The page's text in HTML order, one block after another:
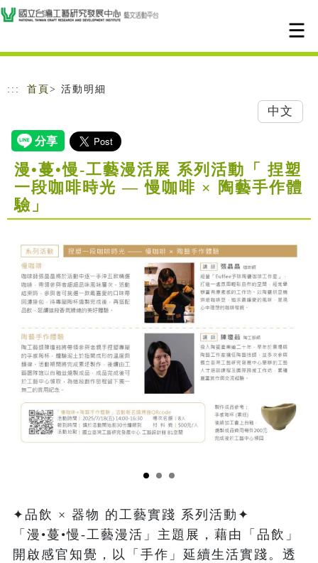
跳到主要內容
網站導覽
::: 首頁 > 活動明細
中文
漫•蔓•慢-工藝漫活展 系列活動「 捏塑
一段咖啡時光 — 慢咖啡 × 陶藝手作體
驗」
✦品飲 × 器物 的工藝實踐 系列活動✦
「漫•蔓•慢-工藝漫活」主題展，藉由「品飲」
開啟感官知覺，以「手作」延續生活實踐。透